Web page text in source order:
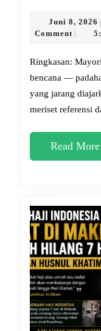
Juni 8, 2026
Comment
Ringkasan: Mayoritas Muslim hanya hafal satu doa saat
bencana —
yang jarang
meriset referensi
Read More